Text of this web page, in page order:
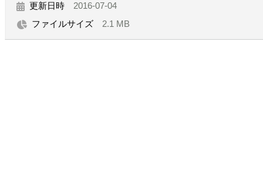
更新日時 2016-07-04
ファイルサイズ 2.1 MB